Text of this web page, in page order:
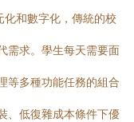
和數字化，傳統的校
需求。學生每天需要面
等多種功能任務的組合
、低復雜成本條件下優